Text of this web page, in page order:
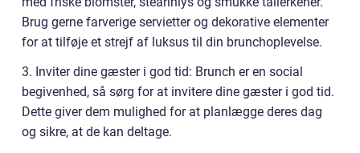
Brug gerne farverige servietter og dekorative elementer
for at tilføje et strejf af luksus til din brunchoplevelse.
3. Inviter dine gæster i god tid: Brunch er en social
begivenhed, så sørg for at invitere dine gæster i god tid.
Dette giver dem mulighed for at planlægge deres dag
og sikre, at de kan deltage.